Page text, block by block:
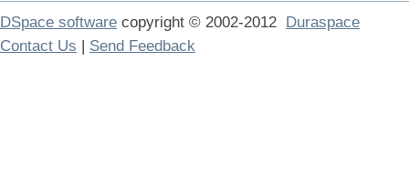
DSpace software copyright © 2002-2012 Duraspace
Contact Us | Send Feedback